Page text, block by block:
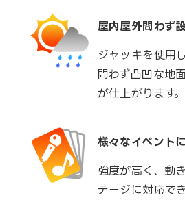
屋内屋外問わず
ジャッキを使用
問わず凸凹な地
が仕上がります。
様々なイベント
強度が高く、動
テージに対応で